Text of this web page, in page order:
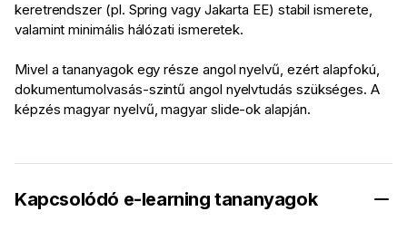
keretrendszer (pl. Spring vagy Jakarta EE) stabil ismerete,
valamint minimális hálózati ismeretek.
Mivel a tananyagok egy része angol nyelvű, ezért alapfokú,
dokumentumolvasás-szintű angol nyelvtudás szükséges. A
képzés magyar nyelvű, magyar slide-ok alapján.
Kapcsolódó e-learning tananyagok